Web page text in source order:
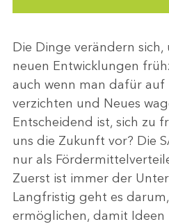
Die Dinge verändern sich,
neuen Entwicklungen
auch wenn man dafür auf
verzichten und Neues
Entscheidend ist, sich zu
uns die Zukunft vor? Die
nur als
Zuerst ist immer der
Langfristig geht es
ermöglichen, damit Ideen